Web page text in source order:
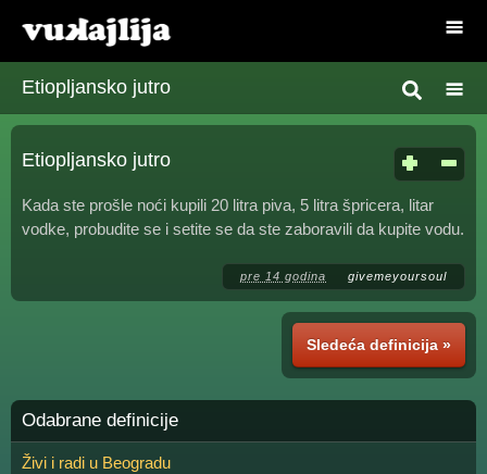
Etiopljansko jutro
Etiopljansko jutro
Kada ste prošle noći kupili 20 litra piva, 5 litra špricera, litar
vodke, probudite se i setite se da ste zaboravili da kupite vodu.
pre 14 godina givemeyoursoul
Sledeća definicija »
Odabrane definicije
Živi i radi u Beogradu